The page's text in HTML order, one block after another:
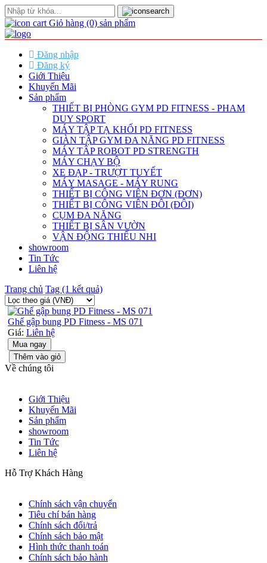
Giỏ hàng (0) sản phẩm
Đăng nhập
Đăng ký
Giới Thiệu
Khuyến Mãi
Sản phẩm
THIẾT BỊ PHÒNG GYM PD FITNESS - PHAM
DUY SPORT
MÁY TẬP TẠ KHỐI PD FITNESS
GIÀN TẬP GYM ĐA NĂNG PD FITNESS
MÁY TÂP ROBOT PD STRENGTH
MÁY CHẠY BỘ
XE ĐẠP - TRƯỢT TUYẾT
MÁY MASAGE - MÁY RUNG
THIẾT BỊ CÔNG VIÊN ĐƠN (ĐƠN)
THIẾT BỊ CÔNG VIÊN ĐÔI (ĐÔI)
CỤM ĐA NĂNG
THIẾT BỊ SÂN VƯỜN
VẬN ĐỘNG THIẾU NHI
showroom
Tin Tức
Liên hệ
Trang chủ Tag (1 kết quả)
Ghế gập bung PD Fitness - MS 071
Giá: Liên hệ
Mua ngay
Thêm vào giỏ
Về chúng tôi
Giới Thiệu
Khuyến Mãi
Sản phẩm
showroom
Tin Tức
Liên hệ
Hỗ Trợ Khách Hàng
Chính sách vận chuyển
Tiêu chí bán hàng
Chính sách đổi/trả
Chính sách bảo mật
Hình thức thanh toán
Chính sách bảo hành